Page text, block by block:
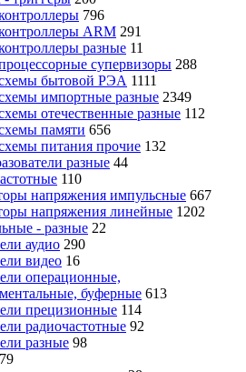
796
ARM 291
разные 11
супервизоры 288
бытовой РЭА 1111
импортные разные 2349
отечественные разные 112
памяти 656
питания прочие 132
разные 44
110
напряжения импульсные 667
напряжения линейные 1202
- разные 22
аудио 290
видео 16
операционные,
буферные 613
прецизионные 114
радиочастотные 92
разные 98